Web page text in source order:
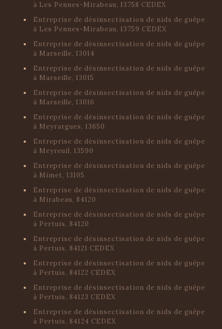
à Les Pennes-Mirabeau, 13758 CEDEX
Entreprise de désinsectisation de nids de guêpe
à Les Pennes-Mirabeau, 13759 CEDEX
Entreprise de désinsectisation de nids de guêpe
à Marseille, 13014
Entreprise de désinsectisation de nids de guêpe
à Marseille, 13015
Entreprise de désinsectisation de nids de guêpe
à Marseille, 13016
Entreprise de désinsectisation de nids de guêpe
à Meyrargues, 13650
Entreprise de désinsectisation de nids de guêpe
à Meyreuil, 13590
Entreprise de désinsectisation de nids de guêpe
à Mimet, 13105
Entreprise de désinsectisation de nids de guêpe
à Mirabeau, 84120
Entreprise de désinsectisation de nids de guêpe
à Pertuis, 84120
Entreprise de désinsectisation de nids de guêpe
à Pertuis, 84121 CEDEX
Entreprise de désinsectisation de nids de guêpe
à Pertuis, 84122 CEDEX
Entreprise de désinsectisation de nids de guêpe
à Pertuis, 84123 CEDEX
Entreprise de désinsectisation de nids de guêpe
à Pertuis, 84124 CEDEX